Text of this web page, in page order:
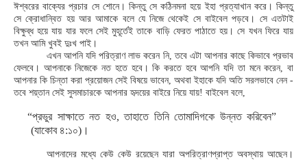
ঈশ্বরের বাক্যের প্রচার সে শোনে। কিন্তু সে কঠিনমনা হয়ে ইহা প্রত্যাখান করে। কিন্তু
সে ক্রোধান্বিত হয় আর আমাকে বলে যে নিজে থেকেই সে বাইবেল পড়বে। সে এতটাই
বিক্ষুব্ধ হয়ে যায় যার ফলে সেই মুহূর্তেই তাকে বাড়ি ফেরত পাঠাতে হয়। সে যখন ফিরে যায়
তখন আমি খুবই দুঃখ পাই।
এখন আপনি যদি পরিত্রাণ লাভ করেন নি, তবে এটা আপনার কাছে কিভাবে প্রভাব
ফেলবে। আপনাকে নিজেকে নত হতে হবে। কি করতে হবে আপনি যদি তা মনে করেন, বা
আপনার কি চিন্তা করা প্রয়োজন সেই বিষয়ে ভাবেন, অথবা ইহাকে যদি অতি সরলভাবে নেন -
তবে শয়্তান সেই সুসমাচারকে আপনার হৃদয়ের বাইরে নিয়ে যায়! বাইবেল বলে,
“প্রভুর সাক্ষাতে নত হও, তাহাতে তিনি তোমাদিগকে উন্নত করিবেন”
(যাকোব ৪:১০)।
আপনাদের মধ্যে কেউ কেউ রয়েছেন যারা অপরিত্রাণপ্রাপ্ত অবস্থায় আছেন।